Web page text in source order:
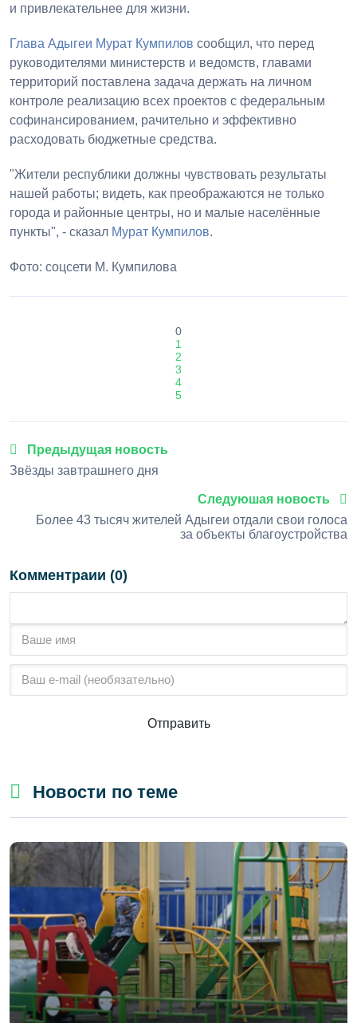
и привлекательнее для жизни.
Глава Адыгеи Мурат Кумпилов сообщил, что перед
руководителями министерств и ведомств, главами
территорий поставлена задача держать на личном
контроле реализацию всех проектов с федеральным
софинансированием, рачительно и эффективно
расходовать бюджетные средства.
"Жители республики должны чувствовать результаты
нашей работы; видеть, как преображаются не только
города и районные центры, но и малые населённые
пункты", - сказал Мурат Кумпилов.
Фото: соцсети М. Кумпилова
0
1
2
3
4
5
Предыдущая новость
Звёзды завтрашнего дня
Следуюшая новость
Более 43 тысяч жителей Адыгеи отдали свои голоса
за объекты благоустройства
Комментраии (0)
Отправить
Новости по теме